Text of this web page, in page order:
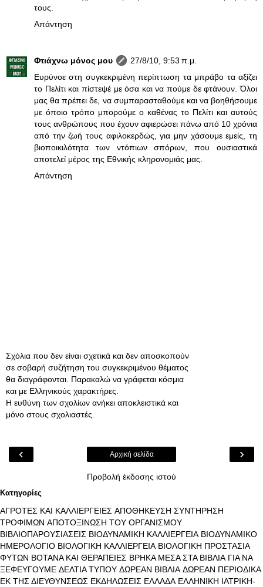
τους.
Απάντηση
Φτιάχνω μόνος μου
27/8/10, 9:53 π.μ.
Ευρύνοε στη συγκεκριμένη περίπτωση τα μπράβο τα αξίζει
το Πελίτι και πίστεψέ με όσα και να πούμε δε φτάνουν. Όλοι
μας θα πρέπει δε, να συμπαρασταθούμε και να βοηθήσουμε
με όποιο τρόπο μπορούμε ο καθένας το Πελίτι και αυτούς
τους ανθρώπους που έχουν αφιερώσει πάνω από 10 χρόνια
από την ζωή τους αφιλοκερδώς, για μην χάσουμε εμείς, τη
βιοποικιλότητα των ντόπιων σπόρων, που ουσιαστικά
αποτελεί μέρος της Εθνικής κληρονομιάς μας.
Απάντηση
Σχόλια που δεν είναι σχετικά και δεν αποσκοπούν
σε σοβαρή συζήτηση του συγκεκριμένου θέματος
θα διαγράφονται. Παρακαλώ να γράφεται κόσμια
και με Ελληνικούς χαρακτήρες.
Η ευθύνη των σχολίων ανήκει αποκλειστικά και
μόνο στους σχολιαστές.
‹ ›
Αρχική σελίδα
Προβολή έκδοσης ιστού
Κατηγορίες
ΑΓΡΟΤΕΣ ΚΑΙ ΚΑΛΛΙΕΡΓΕΙΕΣ ΑΠΟΘΗΚΕΥΣΗ ΣΥΝΤΗΡΗΣΗ
ΤΡΟΦΙΜΩΝ ΑΠΟΤΟΞΙΝΩΣΗ ΤΟΥ ΟΡΓΑΝΙΣΜΟΥ
ΒΙΒΛΙΟΠΑΡΟΥΣΙΑΣΕΙΣ ΒΙΟΔΥΝΑΜΙΚΗ ΚΑΛΛΙΕΡΓΕΙΑ ΒΙΟΔΥΝΑΜΙΚΟ
ΗΜΕΡΟΛΟΓΙΟ ΒΙΟΛΟΓΙΚΗ ΚΑΛΛΙΕΡΓΕΙΑ ΒΙΟΛΟΓΙΚΗ ΠΡΟΣΤΑΣΙΑ
ΦΥΤΩΝ ΒΟΤΑΝΑ ΚΑΙ ΘΕΡΑΠΕΙΕΣ ΒΡΗΚΑ ΜΕΣΑ ΣΤΑ ΒΙΒΛΙΑ ΓΙΑ ΝΑ
ΞΕΦΕΥΓΟΥΜΕ ΔΕΛΤΙΑ ΤΥΠΟΥ ΔΩΡΕΑΝ ΒΙΒΛΙΑ ΔΩΡΕΑΝ ΠΕΡΙΟΔΙΚΑ
ΕΚ ΤΗΣ ΔΙΕΥΘΥΝΣΕΩΣ ΕΚΔΗΛΩΣΕΙΣ ΕΛΛΑΔΑ ΕΛΛΗΝΙΚΗ ΙΑΤΡΙΚΗ-